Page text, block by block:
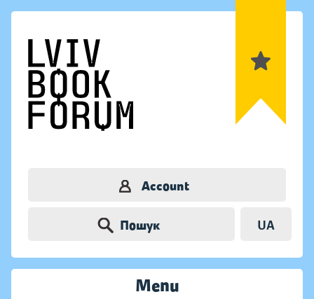
Account
Пошук UA
Menu